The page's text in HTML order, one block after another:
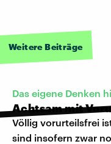
Weitere Beiträge
Das eigene Denken
Achtsam mit
Völlig vorurteilsfrei
sind insofern zwar